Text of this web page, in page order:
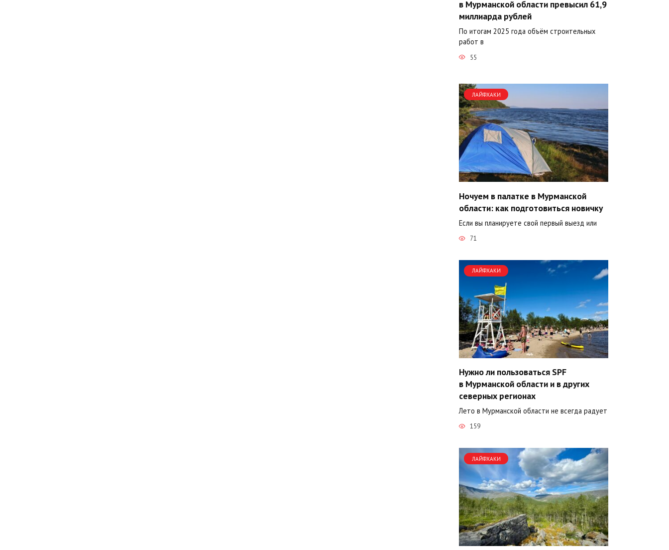
в Мурманской области превысил 61,9
миллиарда рублей
По итогам 2025 года объём строительных
работ в
55
ЛАЙФХАКИ
Ночуем в палатке в Мурманской
области: как подготовиться новичку
Если вы планируете свой первый выезд или
71
ЛАЙФХАКИ
Нужно ли пользоваться SPF
в Мурманской области и в других
северных регионах
Лето в Мурманской области не всегда радует
159
ЛАЙФХАКИ